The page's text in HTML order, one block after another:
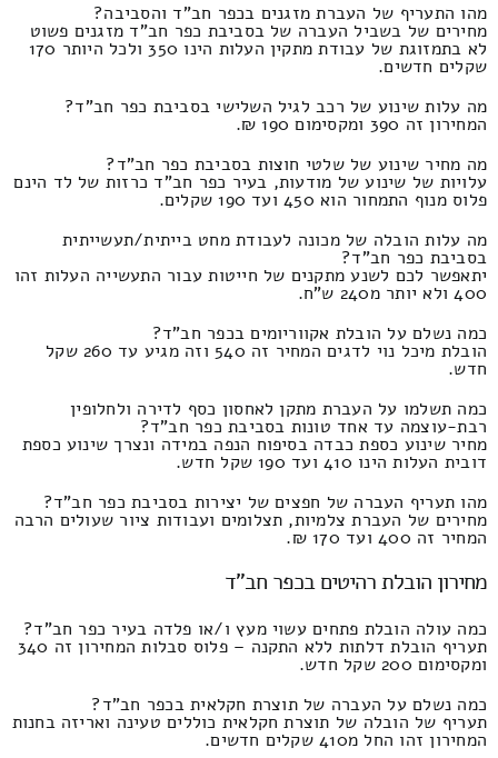
מהו התעריף של העברת מזגנים בכפר חב"ד והסביבה?
מחירים של בשביל העברה של בסביבת כפר חב"ד מזגנים פשוט
לא בתמזוגת של עבודת מתקין העלות הינו 350 ולכל היותר 170
שקלים חדשים.
מה עלות שינוע של רכב לגיל השלישי בסביבת כפר חב"ד?
המחירון זה 390 ומקסימום 190 ₪.
מה מחיר שינוע של שלטי חוצות בסביבת כפר חב"ד?
עלויות של שינוע של מודעות, בעיר כפר חב"ד כרזות של לד הינם
פלוס מנוף התמחור הוא 450 ועד 190 שקלים.
מה עלות הובלה של מכונה לעבודת מחט בייתית/תעשייתית
בסביבת כפר חב"ד?
יתאפשר לכם לשנע מתקנים של חייטות עבור התעשייה העלות זהו
400 ולא יותר מ240 ש"ח.
כמה נשלם על הובלת אקווריומים בכפר חב"ד?
הובלת מיכל נוי לדגים המחיר זה 540 וזה מגיע עד 260 שקל
חדש.
כמה תשלמו על העברת מתקן לאחסון כסף לדירה ולחלופין
רבת-עוצמה עד אחד טונות בסביבת כפר חב"ד?
מחיר שינוע כספת כבדה בסיפוח הנפה במידה ונצרך שינוע כספת
דובית העלות הינו 410 ועד 190 שקל חדש.
מהו תעריף העברה של חפצים של יצירות בסביבת כפר חב"ד?
מחירים של העברת צלמיות, תצלומים ועבודות ציור שעולים הרבה
המחיר זה 400 ועד 170 ₪.
מחירון הובלת רהיטים בכפר חב"ד
כמה עולה הובלת פתחים עשוי מעץ ו/או פלדה בעיר כפר חב"ד?
תעריף הובלת דלתות ללא התקנה – פלוס סבלות המחירון זה 340
ומקסימום 200 שקל חדש.
כמה נשלם על העברה של תוצרת חקלאית בכפר חב"ד?
תעריף של הובלה של תוצרת חקלאית כוללים טעינה ואריזה בחנות
המחירון זהו החל מ410 שקלים חדשים.